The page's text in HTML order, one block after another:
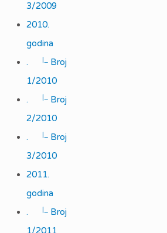
3/2009
2010.
godina
.
|_
Broj
1/2010
.
|_
Broj
2/2010
.
|_
Broj
3/2010
2011.
godina
.
|_
Broj
1/2011